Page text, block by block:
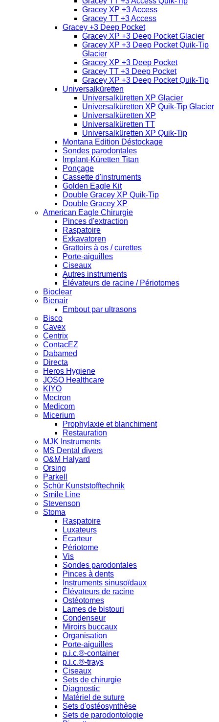
Gracey XP +3 Access
Gracey TT +3 Access
Gracey +3 Deep Pocket
Gracey XP +3 Deep Pocket Glacier
Gracey XP +3 Deep Pocket Quik-Tip
Glacier
Gracey XP +3 Deep Pocket
Gracey TT +3 Deep Pocket
Gracey XP +3 Deep Pocket Quik-Tip
Universalküretten
Universalküretten XP Glacier
Universalküretten XP Quik-Tip Glacier
Universalküretten XP
Universalküretten TT
Universalküretten XP Quik-Tip
Montana Edition Déstockage
Sondes parodontales
Implant-Küretten Titan
Ponçage
Cassette d'instruments
Golden Eagle Kit
Double Gracey XP Quik-Tip
Double Gracey XP
American Eagle Chirurgie
Pinces d'extraction
Raspatoire
Exkavatoren
Grattoirs à os / curettes
Porte-aiguilles
Ciseaux
Autres instruments
Élévateurs de racine / Périotomes
Bioclear
Bienair
Embout par ultrasons
Bisco
Cavex
Centrix
ContacEZ
Dabamed
Directa
Heros Hygiene
JOSO Healthcare
KIYO
Mectron
Medicom
Micerium
Prophylaxie et blanchiment
Restauration
MJK Instruments
MS Dental divers
O&M Halyard
Orsing
Parkell
Schür Kunststofftechnik
Smile Line
Stevenson
Stoma
Raspatoire
Luxateurs
Ecarteur
Périotome
Vis
Sondes parodontales
Pinces à dents
Instruments sinusoïdaux
Élévateurs de racine
Ostéotomes
Lames de bistouri
Condenseur
Miroirs buccaux
Organisation
Porte-aiguilles
p.i.c.®-container
p.i.c.®-trays
Ciseaux
Sets de chirurgie
Diagnostic
Matériel de suture
Sets d'ostéosynthèse
Sets de parodontologie